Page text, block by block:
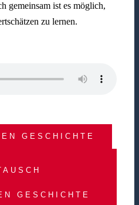
gemeinsam ist es möglich,
zu lernen.
GESCHICHTE
GESCHICHTE